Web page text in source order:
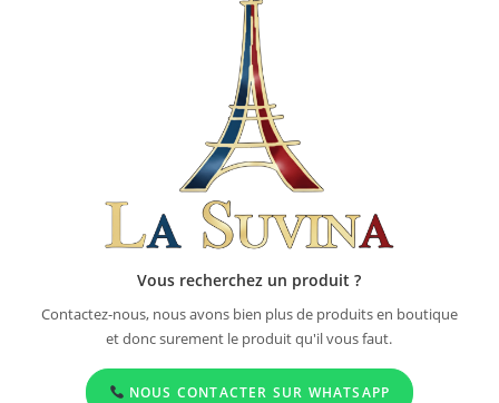
Vous recherchez un produit ?
Contactez-nous, nous avons bien plus de produits en boutique
et donc surement le produit qu'il vous faut.
NOUS CONTACTER SUR WHATSAPP